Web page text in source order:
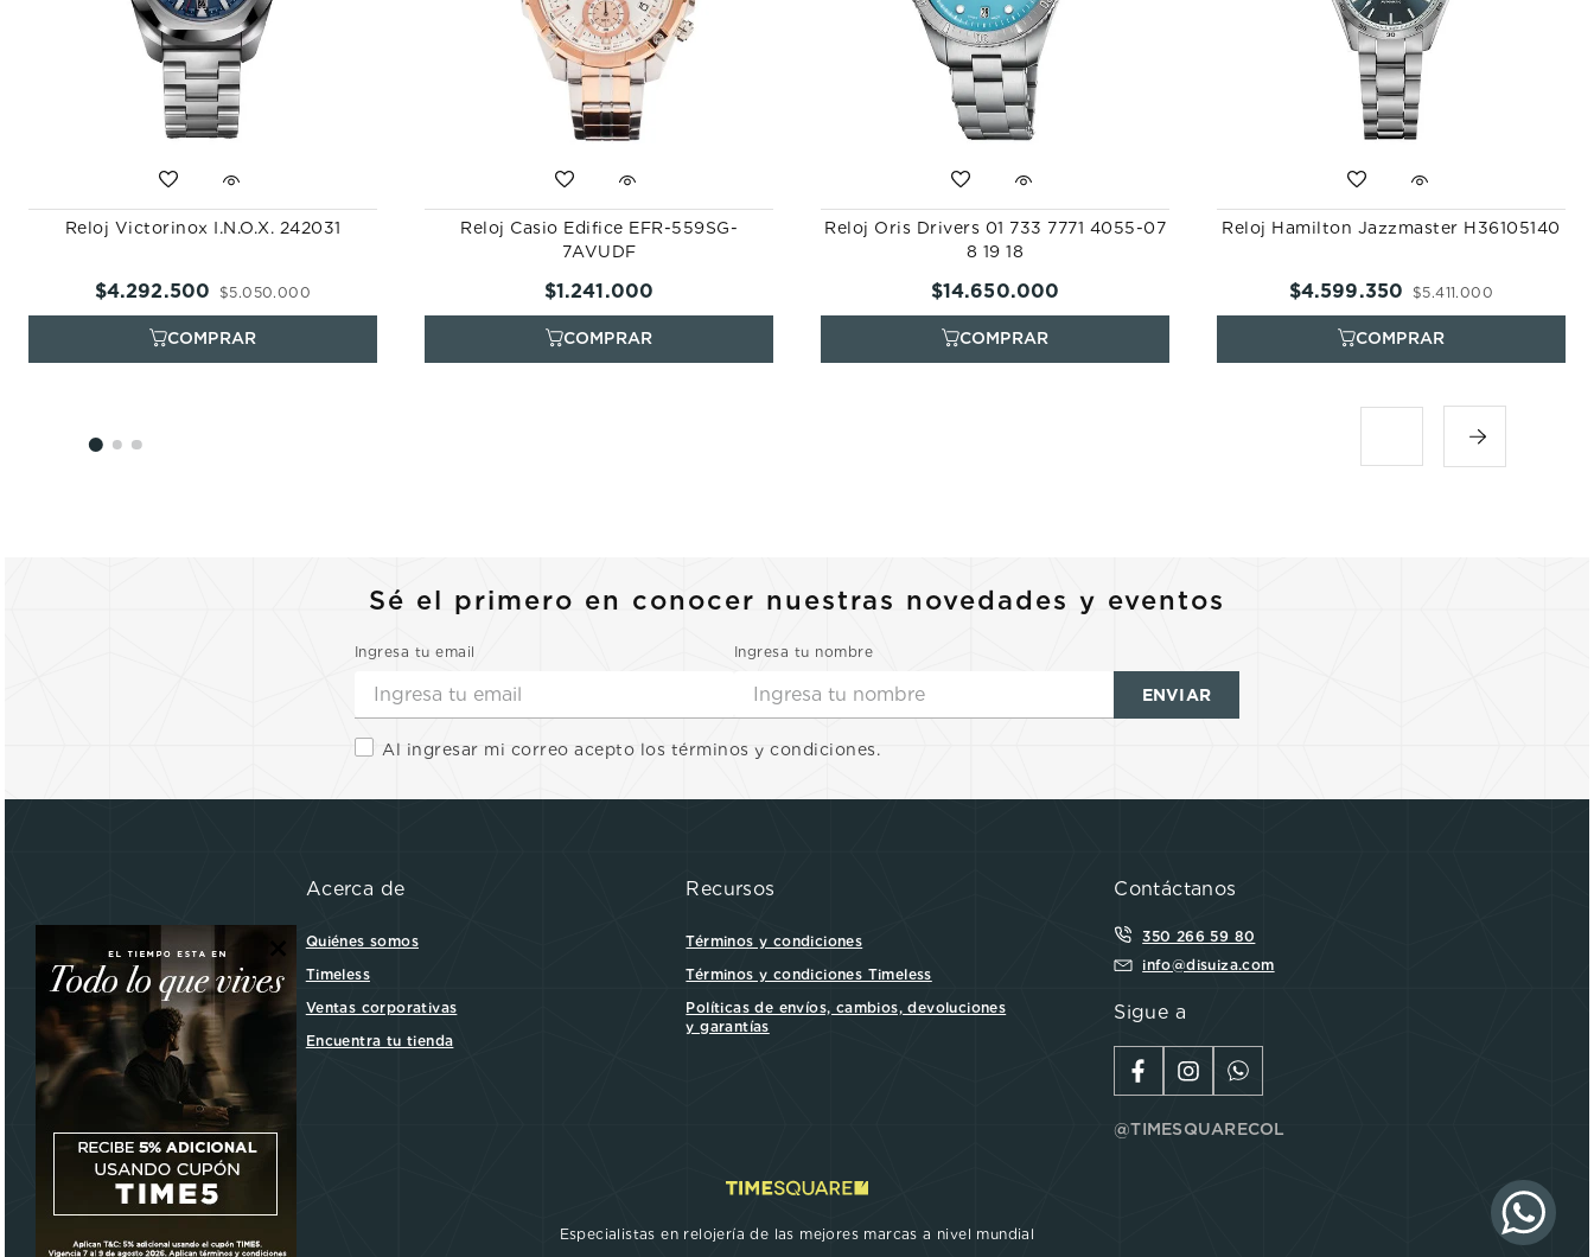
×
Reloj Victorinox I.N.O.X. 242031
$5.050.000
$4.292.500
Reloj Casio Edifice EFR-559SG-
7AVUDF
$1.241.000
Reloj Oris Drivers 01 733 7771 4055-07
8 19 18
$14.650.000
Reloj Hamilton Jazzmaster H36105140
$5.411.000
$4.599.350
Sé el primero en conocer nuestras novedades y eventos
Ingresa tu email Ingresa tu nombre
ENVIAR
Al ingresar mi correo acepto los términos y condiciones.
Acerca de
Quiénes somos
Timeless
Ventas corporativas
Encuentra tu tienda
Recursos
Términos y condiciones
Términos y condiciones Timeless
Políticas de envíos, cambios, devoluciones
y garantías
Contáctanos
350 266 59 80
info@disuiza.com
Sigue a
@TIMESQUARECOL
Especialistas en relojería de las mejores marcas a nivel mundial